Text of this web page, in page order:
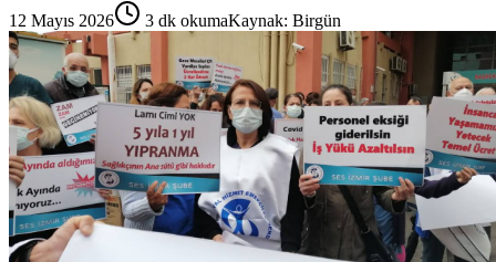
12 Mayıs 2026 3 dk okumaKaynak: Birgün